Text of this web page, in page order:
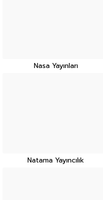
Nasa Yayınları
Natama Yayıncılık